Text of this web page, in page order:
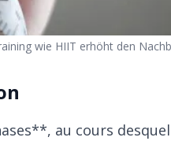
wie HIIT erhöht den
au cours